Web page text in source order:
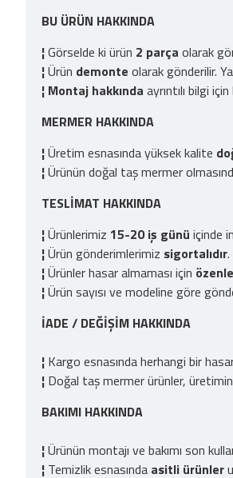
BU ÜRÜN HAKKINDA
¦Görselde ki ürün 2 parça olarak
¦Ürün demonte olarak gönderilir.
¦ Montaj hakkında ayrıntılı bilgi
MERMER HAKKINDA
¦Üretim esnasında yüksek kalite
¦Ürünün doğal taş mermer
TESLİMAT HAKKINDA
¦Ürünlerimiz 15-20 iş günü içinde
¦Ürün gönderimlerimiz sigortalıdır.
¦Ürünler hasar almaması için özenle
¦Ürün sayısı ve modeline göre
İADE / DEĞİŞİM HAKKINDA
¦ Kargo esnasında herhangi bir
¦ Doğal taş mermer ürünler, üretimin
BAKIMI HAKKINDA
¦Ürünün montajı ve bakımı son
¦ Temizlik esnasında asitli ürünler